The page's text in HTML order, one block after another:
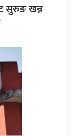
सुरुङ खन्न